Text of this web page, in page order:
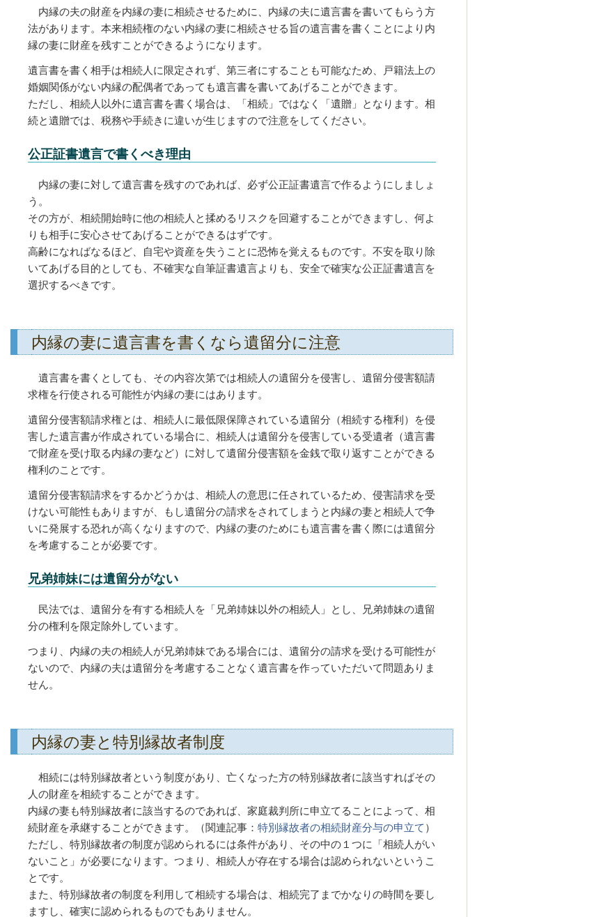
内縁の夫の財産を内縁の妻に相続させるために、内縁の夫に遺言書を書いてもらう方
法があります。本来相続権のない内縁の妻に相続させる旨の遺言書を書くことにより内
縁の妻に財産を残すことができるようになります。
遺言書を書く相手は相続人に限定されず、第三者にすることも可能なため、戸籍法上の
婚姻関係がない内縁の配偶者であっても遺言書を書いてあげることができます。
ただし、相続人以外に遺言書を書く場合は、「相続」ではなく「遺贈」となります。相
続と遺贈では、税務や手続きに違いが生じますので注意をしてください。
公正証書遺言で書くべき理由
内縁の妻に対して遺言書を残すのであれば、必ず公正証書遺言で作るようにしましょ
う。
その方が、相続開始時に他の相続人と揉めるリスクを回避することができますし、何よ
りも相手に安心させてあげることができるはずです。
高齢になればなるほど、自宅や資産を失うことに恐怖を覚えるものです。不安を取り除
いてあげる目的としても、不確実な自筆証書遺言よりも、安全で確実な公正証書遺言を
選択するべきです。
内縁の妻に遺言書を書くなら遺留分に注意
遺言書を書くとしても、その内容次第では相続人の遺留分を侵害し、遺留分侵害額請
求権を行使される可能性が内縁の妻にはあります。
遺留分侵害額請求権とは、相続人に最低限保障されている遺留分（相続する権利）を侵
害した遺言書が作成されている場合に、相続人は遺留分を侵害している受遺者（遺言書
で財産を受け取る内縁の妻など）に対して遺留分侵害額を金銭で取り返すことができる
権利のことです。
遺留分侵害額請求をするかどうかは、相続人の意思に任されているため、侵害請求を受
けない可能性もありますが、もし遺留分の請求をされてしまうと内縁の妻と相続人で争
いに発展する恐れが高くなりますので、内縁の妻のためにも遺言書を書く際には遺留分
を考慮することが必要です。
兄弟姉妹には遺留分がない
民法では、遺留分を有する相続人を「兄弟姉妹以外の相続人」とし、兄弟姉妹の遺留
分の権利を限定除外しています。
つまり、内縁の夫の相続人が兄弟姉妹である場合には、遺留分の請求を受ける可能性が
ないので、内縁の夫は遺留分を考慮することなく遺言書を作っていただいて問題ありま
せん。
内縁の妻と特別縁故者制度
相続には特別縁故者という制度があり、亡くなった方の特別縁故者に該当すればその
人の財産を相続することができます。
内縁の妻も特別縁故者に該当するのであれば、家庭裁判所に申立てることによって、相
続財産を承継することができます。（関連記事： 特別縁故者の相続財産分与の申立て ）
ただし、特別縁故者の制度が認められるには条件があり、その中の１つに「相続人がい
ないこと」が必要になります。つまり、相続人が存在する場合は認められないというこ
とです。
また、特別縁故者の制度を利用して相続する場合は、相続完了までかなりの時間を要し
ますし、確実に認められるものでもありません。